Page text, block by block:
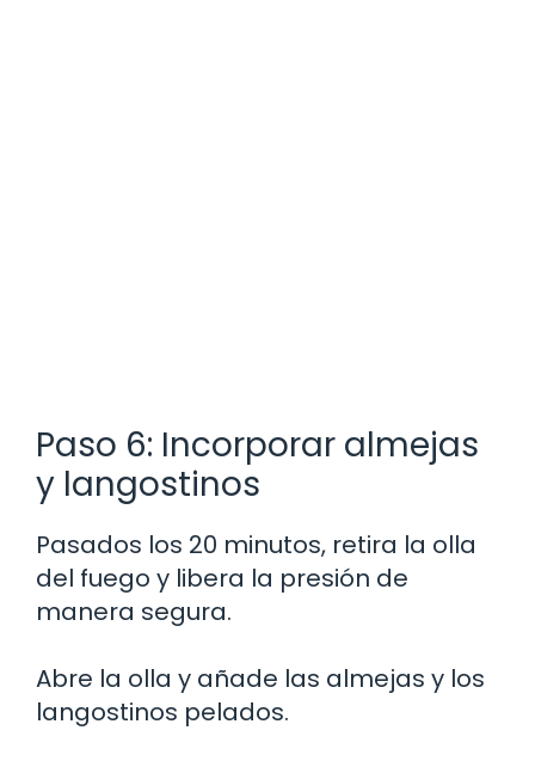
Paso 6: Incorporar almejas
y langostinos
Pasados los 20 minutos, retira la olla
del fuego y libera la presión de
manera segura.
Abre la olla y añade las almejas y los
langostinos pelados.